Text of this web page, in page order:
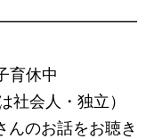
育休中
社会人・独立）
んのお話をお聴き